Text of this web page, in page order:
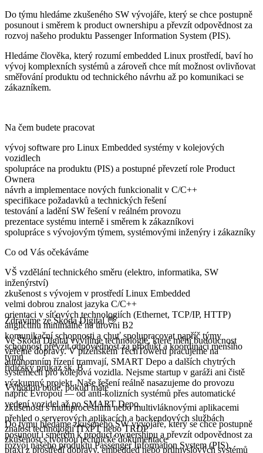
Do týmu hledáme zkušeného SW vývojáře, který se chce postupně
posunout i směrem k product ownershipu a převzít odpovědnost za
rozvoj našeho produktu Passenger Information System (PIS).
Hledáme člověka, který rozumí embedded Linux prostředí, baví ho
vývoj komplexních systémů a zároveň chce mít možnost ovlivňovat
směřování produktu od technického návrhu až po komunikaci se
zákazníkem.
Na čem budete pracovat
vývoj software pro Linux Embedded systémy v kolejových
vozidlech
spolupráce na produktu (PIS) a postupné převzetí role Product
Ownera
návrh a implementace nových funkcionalit v C/C++
specifikace požadavků a technických řešení
testování a ladění SW řešení v reálném provozu
prezentace systému interně i směrem k zákazníkovi
spolupráce s vývojovým týmem, systémovými inženýry i zákazníky
Co od Vás očekáváme
VŠ vzdělání technického směru (elektro, informatika, SW
inženýrství)
zkušenost s vývojem v prostředí Linux Embedded
velmi dobrou znalost jazyka C/C++
orientaci v síťových technologiích (Ethernet, TCP/IP, HTTP)
angličtinu minimálně na úrovni B2
komunikační schopnosti a chuť spolupracovat napříč týmy
schopnost převzít odpovědnost za produkt a koordinaci menšího
týmu
řidičský průkaz sk. B
Výhodou bude, pokud máte
zkušenosti s multiprocesními nebo multivláknovými aplikacemi
přehled o serverových aplikacích a backendových službách
znalost technologií ITxPT nebo TRDP
zkušenost s tvorbou technické dokumentace
praxi z prostředí dopravy, embedded nebo průmyslových systémů
Zdravíme ze Škoda Digital 👋
Ve Škoda Digital vyvíjíme technologie, které mění budoucnost
veřejné dopravy. V plzeňském TechToweru pracujeme na
autonomním řízení tramvají, SMART Depo a dalších chytrých
systémech pro kolejová vozidla. Nejsme startup v garáži ani čistě
výzkumný projekt. Naše řešení reálně nasazujeme do provozu
napříč Evropou — od anti-kolizních systémů přes automatické
vedení vozidel až po SMART Depo.
Do týmu hledáme zkušeného SW vývojáře, který se chce postupně
posunout i směrem k product ownershipu a převzít odpovědnost za
rozvoj našeho produktu Passenger Information System (PIS).